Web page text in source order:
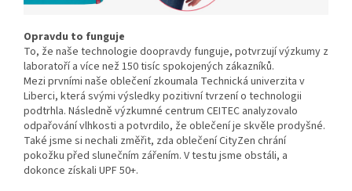
Opravdu to funguje
To, že naše technologie doopravdy funguje, potvrzují výzkumy z
laboratoří a více než 150 tisíc spokojených zákazníků.
Mezi prvními naše oblečení zkoumala Technická univerzita v
Liberci, která svými výsledky pozitivní tvrzení o technologii
podtrhla. Následně výzkumné centrum CEITEC analyzovalo
odpařování vlhkosti a potvrdilo, že oblečení je skvěle prodyšné.
Také jsme si nechali změřit, zda oblečení CityZen chrání
pokožku před slunečním zářením. V testu jsme obstáli, a
dokonce získali UPF 50+.